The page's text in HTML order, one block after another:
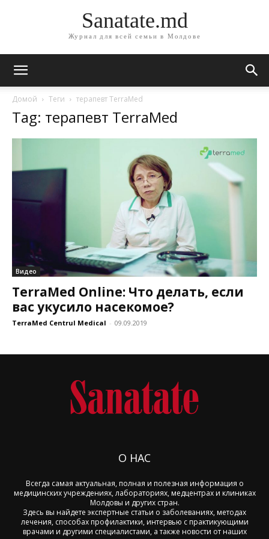
Sanatate.md
Журнал для всей семьи в Молдове
Домой Теги терапевт TerraMed
Tag: терапевт TerraMed
Видео
TerraMed Online: Что делать, если
вас укусило насекомое?
TerraMed Centrul Medical - 09.09.2019
О НАС
Всегда самая актуальная, полная и полезная информация о
медицинских учреждениях, лабораториях, медцентрах и клиниках
Молдовы и других стран.
Здесь вы найдете экспертные статьи о заболеваниях, методах
лечения, способах профилактики, интервью с практикующими
врачами и другими специалистами, а также новости от наших